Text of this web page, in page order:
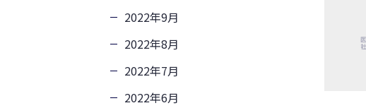
2022年9月
2022年8月
2022年7月
2022年6月